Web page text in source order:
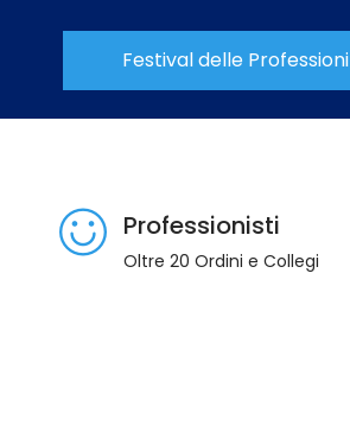
Festival delle Professioni
Professionisti
Oltre 20 Ordini e Collegi